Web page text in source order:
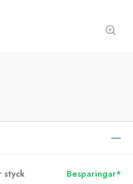
styck
Besparingar*